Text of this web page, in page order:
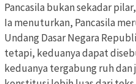
Pancasila bukan sekadar
Ia menuturkan, Pancasila
Undang Dasar Negara
tetapi, keduanya dapat
keduanya tergabung ruh dan